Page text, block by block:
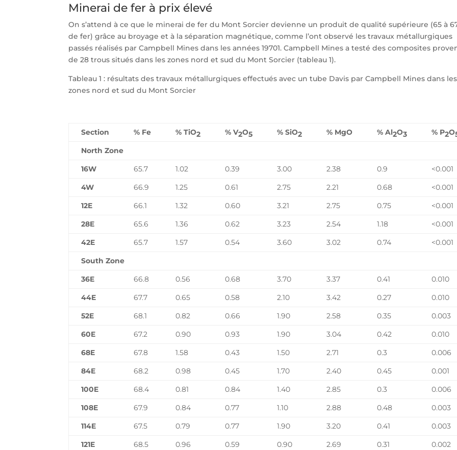
Minerai de fer à prix élevé
On s’attend à ce que le minerai de fer du Mont Sorcier devienne un produit de qualité supérieure (65 à
de fer) grâce au broyage et à la séparation magnétique, comme l’ont observé les travaux métallurgiques
passés réalisés par Campbell Mines dans les années 19701. Campbell Mines a testé des composites
de 28 trous situés dans les zones nord et sud du Mont Sorcier (tableau 1).
Tableau 1 : résultats des travaux métallurgiques effectués avec un tube Davis par Campbell Mines dans les
zones nord et sud du Mont Sorcier
Section % Fe % TiO2 % V2O5 % SiO2 % MgO % Al2O3 % P2O
North Zone
16W
65.7 1.02 0.39 3.00 2.38 0.9
<0.001
4W
66.9 1.25 0.61 2.75 2.21 0.68
<0.001
12E
66.1 1.32 0.60 3.21 2.75 0.75
<0.001
28E
65.6 1.36 0.62 3.23 2.54 1.18
<0.001
42E
65.7 1.57 0.54 3.60 3.02 0.74
<0.001
South Zone
36E
66.8 0.56 0.68 3.70 3.37 0.41
0.010
44E
67.7 0.65 0.58 2.10 3.42 0.27
0.010
52E
68.1 0.82 0.66 1.90 2.58 0.35
0.003
60E
67.2 0.90 0.93 1.90 3.04 0.42
0.010
68E
67.8 1.58 0.43 1.50 2.71 0.3
0.006
84E
68.2 0.98 0.45 1.70 2.40 0.45
0.001
100E
68.4 0.81 0.84 1.40 2.85 0.3
0.006
108E
67.9 0.84 0.77 1.10 2.88 0.48
0.003
114E
67.5 0.79 0.77 1.90 3.20 0.41
0.003
121E
68.5 0.96 0.59 0.90 2.69 0.31 0.002